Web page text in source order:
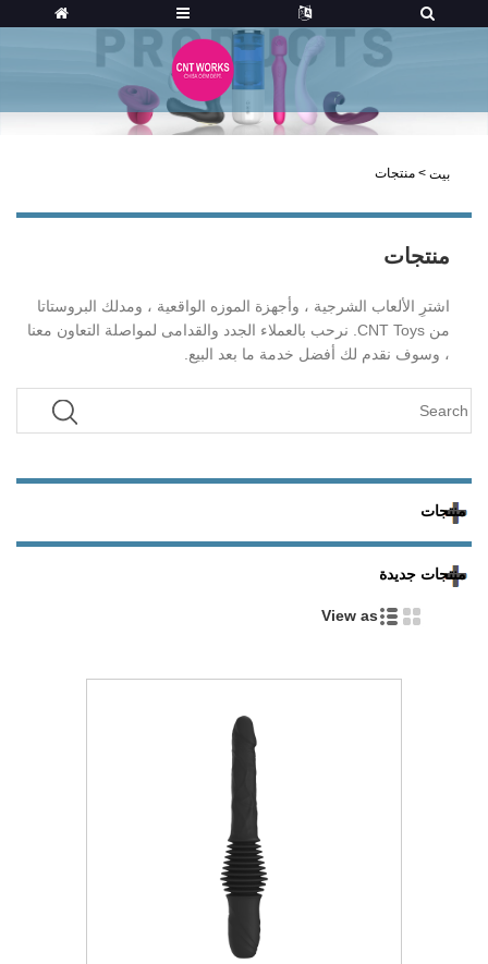
بيت > منتجات
منتجات
اشترِ الألعاب الشرجية ، وأجهزة الموزه الواقعية ، ومدلك البروستاتا
من CNT Toys. نرحب بالعملاء الجدد والقدامى لمواصلة التعاون معنا
، وسوف نقدم لك أفضل خدمة ما بعد البيع.
منتجات
منتجات جديدة
View as